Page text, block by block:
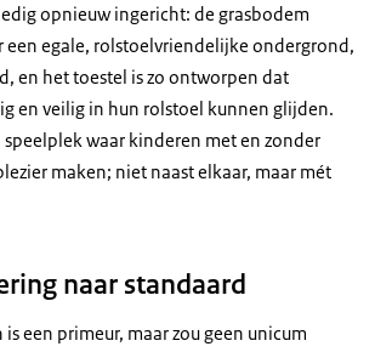
opnieuw ingericht: de grasbodem
een egale, rolstoelvriendelijke ondergrond,
en het toestel is zo ontworpen dat
en veilig in hun rolstoel kunnen glijden.
speelplek waar kinderen met en zonder
maken; niet naast elkaar, maar mét
naar standaard
een primeur, maar zou geen unicum